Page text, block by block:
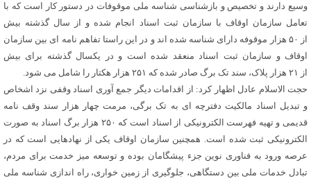
وسیع دارند و تخصیص و بازشناسی شناسه ملی موقوفات در دستور کار است که با
تعامل سازمان اوقاف با سازمان ثبت اسناد انجام شده و از سال گذشته بیش
از ۵۰ هزار موقوفه دارای شناسه شده اند و در این راستا تفاهم نامه ای بین سازمان
اوقاف و سازمان ثبت اسناد منعقد شده است و در یکسال گذشته برای بیش
از ۲۱ هزار پلاک، سند تک برگ صادر شده که ۲۵۱ هزار هکتار را شامل می شود.
حجت الاسلام عادل اظهار کرد: از اقدامات دیگر جمع آوری اسناد وقفی نزد اشخاص
و تبدیل اسناد مالکیت دفترچه ای به تک برگی، مرمت چهار هزار سند وقف نامه
قدیمی و تهیه فهرست الکترونیکی از اسناد است که ۲۵۰ هزار برگ اسناد به صورت
الکترونیکی ثبت شده است. همچنین سازمان اوقاف یکی از نهادهایی است که در
عرصه ورود به فناوری نوین جزء پیشگامان بوده و توسعه میز خدمت برای مردم،
تبادل خدمات ملی بین دستگاهی، جلوگیری از زمین خواری، راه اندازی شناسه ملی